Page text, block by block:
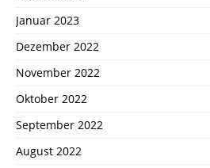
Januar 2023
Dezember 2022
November 2022
Oktober 2022
September 2022
August 2022